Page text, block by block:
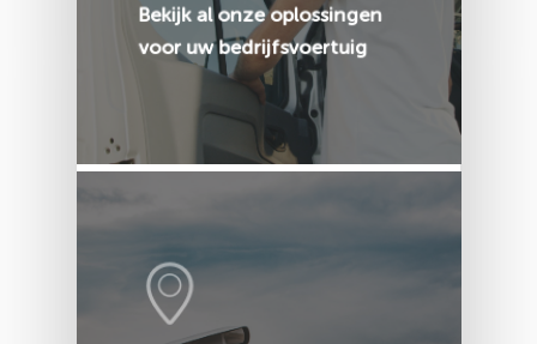
Bekijk al onze oplossingen
voor uw bedrijfsvoertuig